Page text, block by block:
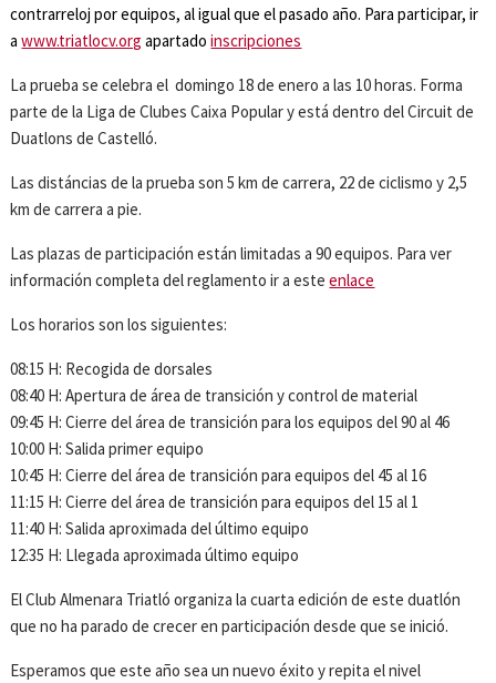
contrarreloj por equipos, al igual que el pasado año. Para participar, ir
awww.triatlocv.org apartadoinscripciones
La prueba se celebra el domingo 18 de enero a las 10 horas. Forma
parte de la Liga de Clubes Caixa Popular y está dentro del Circuit de
Duatlons de Castelló.
Las distáncias de la prueba son 5 km de carrera, 22 de ciclismo y 2,5
km de carrera a pie.
Las plazas de participación están limitadas a 90 equipos. Para ver
información completa del reglamento ir a esteenlace
Los horarios son los siguientes:
08:15 H: Recogida de dorsales
08:40 H: Apertura de área de transición y control de material
09:45 H: Cierre del área de transición para los equipos del 90 al 46
10:00 H: Salida primer equipo
10:45 H: Cierre del área de transición para equipos del 45 al 16
11:15 H: Cierre del área de transición para equipos del 15 al 1
11:40 H: Salida aproximada del último equipo
12:35 H: Llegada aproximada último equipo
El Club Almenara Triatló organiza la cuarta edición de este duatlón
que no ha parado de crecer en participación desde que se inició.
Esperamos que este año sea un nuevo éxito y repita el nivel